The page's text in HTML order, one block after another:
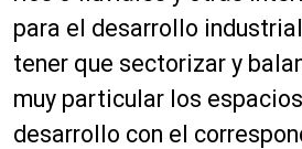
para el desarrollo
tener que sectorizar y
muy particular los
desarrollo con el